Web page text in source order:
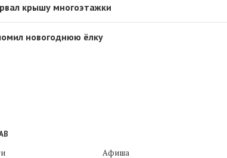
крышу многоэтажки
новогоднюю ёлку
Афиша